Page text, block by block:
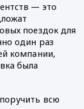
— это
поездок для
один раз
компании,
была
всю